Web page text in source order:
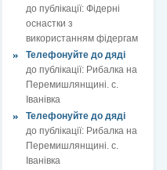
до публікації: Фідерні
оснастки з
використанням фідергам
Телефонуйте до дяді
до публікації: Рибалка на
Перемишлянщині. с.
Іванівка
Телефонуйте до дяді
до публікації: Рибалка на
Перемишлянщині. с.
Іванівка